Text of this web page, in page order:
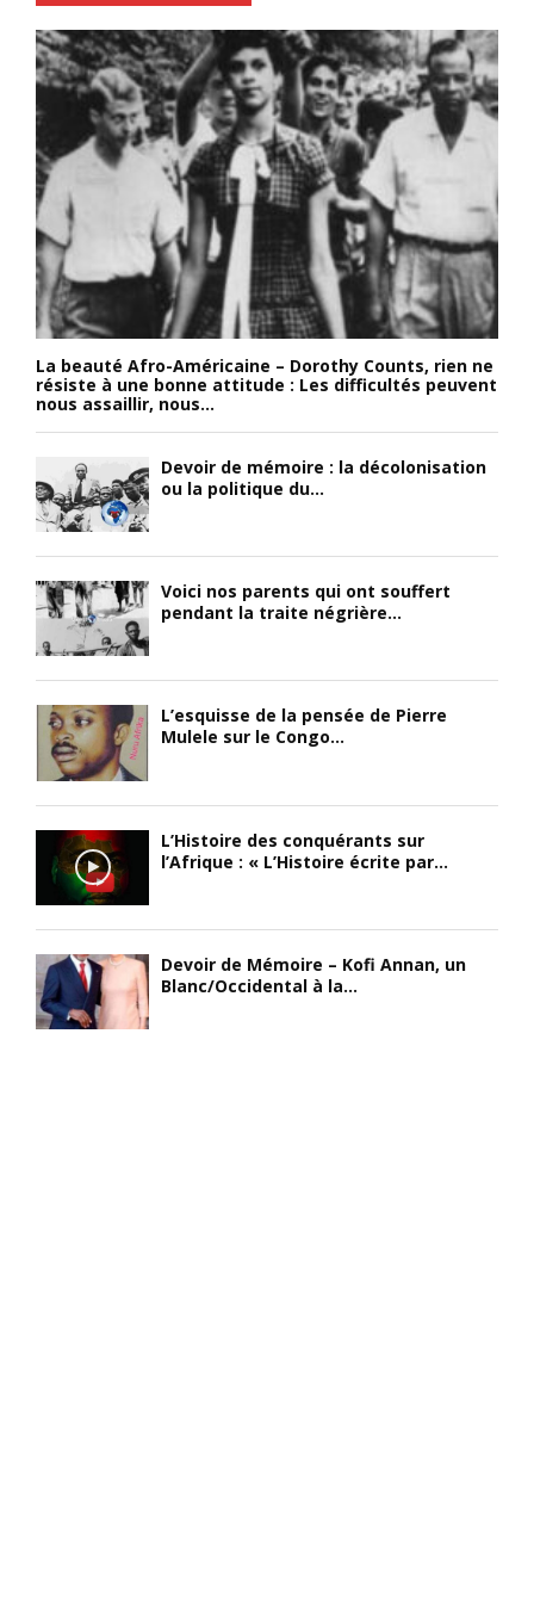
La beauté Afro-Américaine – Dorothy Counts, rien ne
résiste à une bonne attitude : Les difficultés peuvent
nous assaillir, nous...
Devoir de mémoire : la décolonisation
ou la politique du...
Voici nos parents qui ont souffert
pendant la traite négrière...
L’esquisse de la pensée de Pierre
Mulele sur le Congo...
L’Histoire des conquérants sur
l’Afrique : « L’Histoire écrite par...
Devoir de Mémoire – Kofi Annan, un
Blanc/Occidental à la...